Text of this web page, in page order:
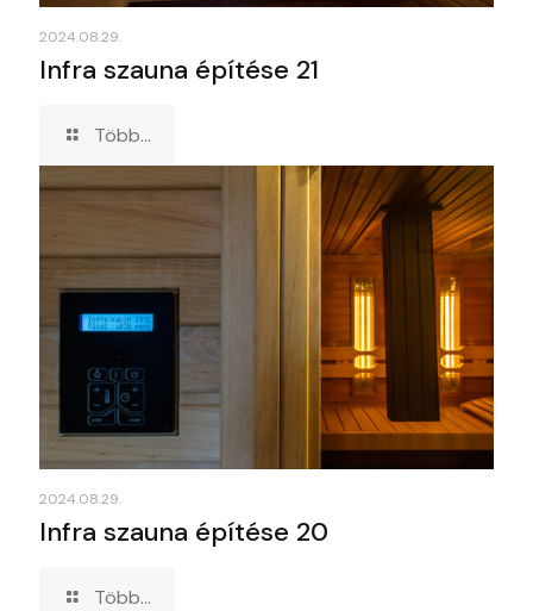
2024.08.29.
Infra szauna építése 21
Több...
2024.08.29.
Infra szauna építése 20
Több...